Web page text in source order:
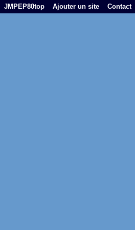
JMPEP80top Ajouter un site Contact